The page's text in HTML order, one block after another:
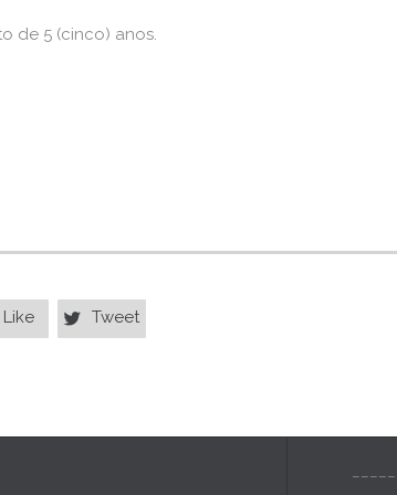
de 5 (cinco) anos.
Like  Tweet